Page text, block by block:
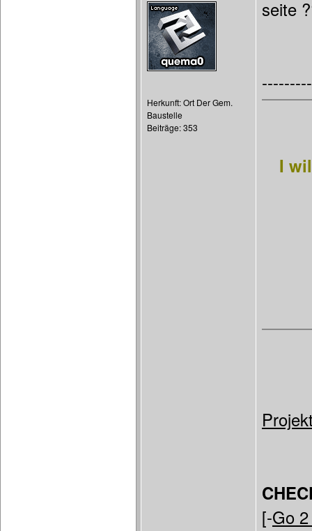
Herkunft: Ort Der Gem.
Baustelle
Beiträge: 353
seite
I
[-Go